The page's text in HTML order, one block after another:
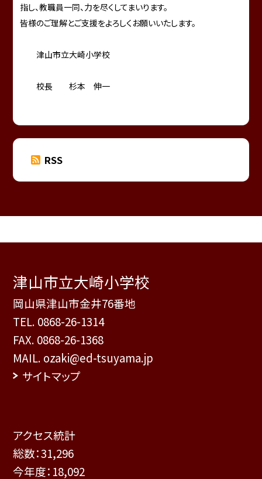
指し、教職員一同、力を尽くしてまいります。
皆様のご理解とご支援をよろしくお願いいたします。
津山市立大崎小学校
校長 杉本 伸一
RSS
津山市立大崎小学校
岡山県津山市金井76番地
TEL. 0868-26-1314
FAX. 0868-26-1368
MAIL. ozaki@ed-tsuyama.jp
サイトマップ
アクセス統計
総数：31,296
今年度： 18,092